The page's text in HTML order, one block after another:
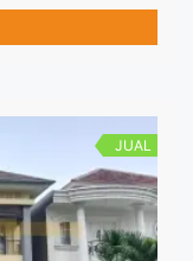
dan
lokasi yang sangat
type 12 ... <a
12 Lavish at BSD
rumah-cluster-
more
12 Lavish at BSD
JUAL